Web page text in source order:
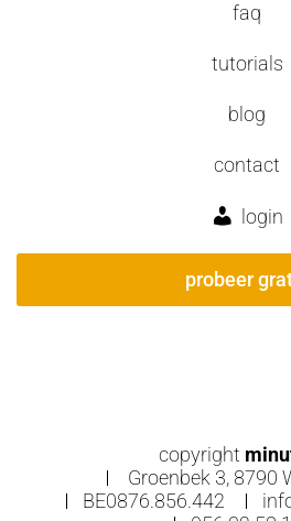
faq
tutorials
blog
contact
login
probeer
copyright
Groenbek 3, 8790
BE0876.856.442